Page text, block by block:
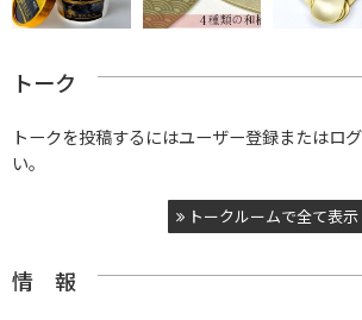
トーク
トークを投稿するにはユーザー登録またはロ
い。
トークルームで全て表示
情 報